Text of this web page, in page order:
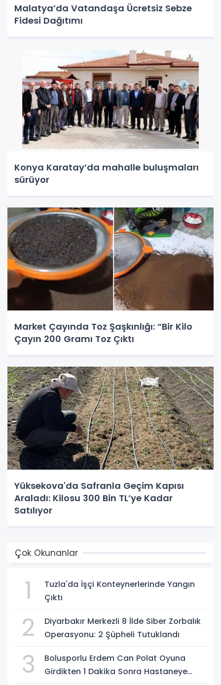
Malatya’da Vatandaşa Ücretsiz Sebze
Fidesi Dağıtımı
Konya Karatay’da mahalle buluşmaları
sürüyor
Market Çayında Toz Şaşkınlığı: “Bir Kilo
Çayın 200 Gramı Toz Çıktı
Yüksekova'da Safranla Geçim Kapısı
Araladı: Kilosu 300 Bin TL’ye Kadar
Satılıyor
Çok Okunanlar
1
Tuzla'da İşçi Konteynerlerinde Yangın
Çıktı
2
Diyarbakır Merkezli 8 İlde Siber Zorbalık
Operasyonu: 2 Şüpheli Tutuklandı
3
Bolusporlu Erdem Can Polat Oyuna
Girdikten 1 Dakika Sonra Hastaneye